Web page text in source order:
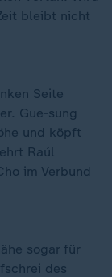
bleibt nicht
Seite
Gue-sung
und köpft
Raúl
im Verbund
sogar für
des